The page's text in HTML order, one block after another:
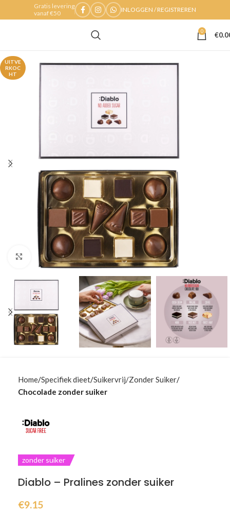
Gratis levering
vanaf €50
INLOGGEN / REGISTREREN
0 €
UITVE
RKOC
HT
Klik om te vergroten
Home Specifiek dieet Suikervrij/Zonder Suiker
Chocolade zonder suiker
zonder suiker
Diablo – Pralines zonder suiker
€9.15